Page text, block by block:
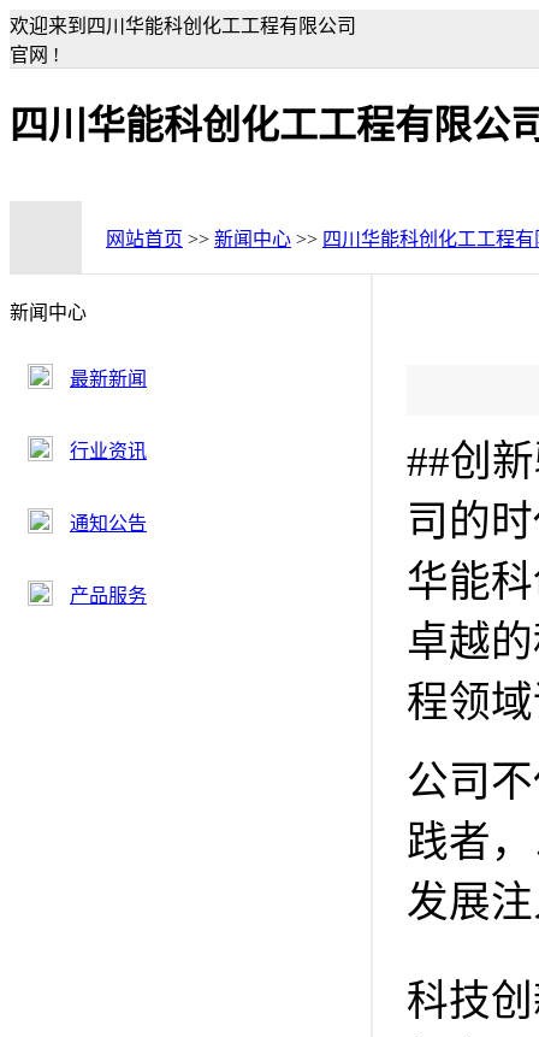
欢迎来到四川华能科创化工工程有限公司
官网 !
四川华能科创化工工程有限公
网站首页 >> 新闻中心 >> 四川华能科创化工工程
新闻中心
最新新闻
行业资讯
通知公告
产品服务
##创
司的
华能
卓越
程领
公司
践者
发展
科技